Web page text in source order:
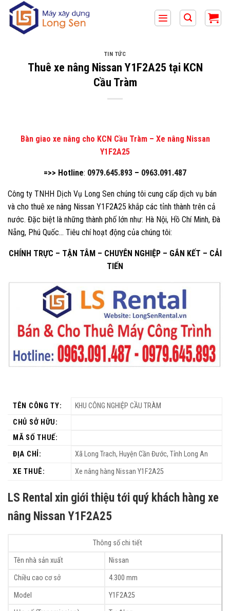
qua
TIN TỨC
Thuê xe nâng Nissan Y1F2A25 tại KCN
Cầu Tràm
Bàn giao xe nâng cho KCN Cầu Tràm – Xe nâng Nissan
Y1F2A25
=>> Hotline: 0979.645.893 – 0963.091.487
Công ty TNHH Dịch Vụ Long Sen chúng tôi cung cấp dịch vụ bán
và cho thuê xe nâng Nissan Y1F2A25 khắp các tỉnh thành trên cả
nước. Đặc biệt là những thành phố lớn như: Hà Nội, Hồ Chí Minh, Đà
Nẵng, Phú Quốc… Tiêu chí hoạt động của chúng tôi:
CHÍNH TRỰC – TẬN TÂM – CHUYÊN NGHIỆP – GẮN KẾT – CẢI
TIẾN
TÊN CÔNG TY:
KHU CÔNG NGHIỆP CẦU TRÀM
CHỦ SỞ HỮU:
MÃ SỐ THUẾ:
ĐỊA CHỈ:
Xã Long Trach, Huyện Cần Đước, Tỉnh Long An
XE THUÊ:
Xe nâng hàng Nissan Y1F2A25
LS Rental xin giới thiệu tới quý khách hàng xe
nâng Nissan Y1F2A25
Thông số chi tiết
Tên nhà sản xuất
Nissan
Chiều cao cơ sở
4.300 mm
Model
Y1F2A25